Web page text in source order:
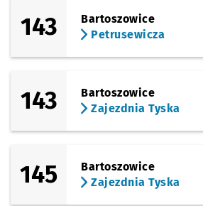
143
Bartoszowice
Petrusewicza
143
Bartoszowice
Zajezdnia Tyska
145
Bartoszowice
Zajezdnia Tyska